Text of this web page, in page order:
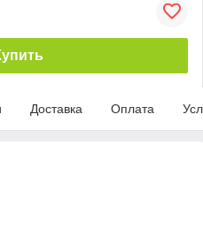
Доставка Оплата